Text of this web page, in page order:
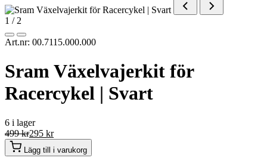
1 / 2
Art.nr: 00.7115.000.000
Sram Växelvajerkit för
Racercykel | Svart
6 i lager
499kr295 kr
Lägg till i varukorg